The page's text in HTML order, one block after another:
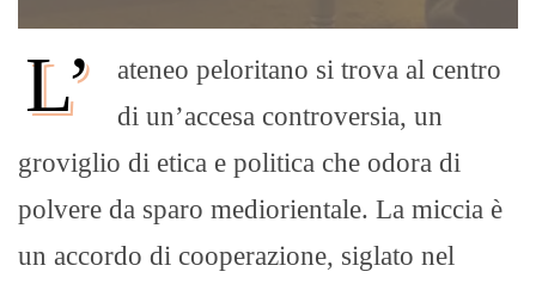
L’
ateneo peloritano si trova al centro
di un’accesa controversia, un
groviglio di etica e politica che odora di
polvere da sparo mediorientale. La miccia è
un accordo di cooperazione, siglato nel